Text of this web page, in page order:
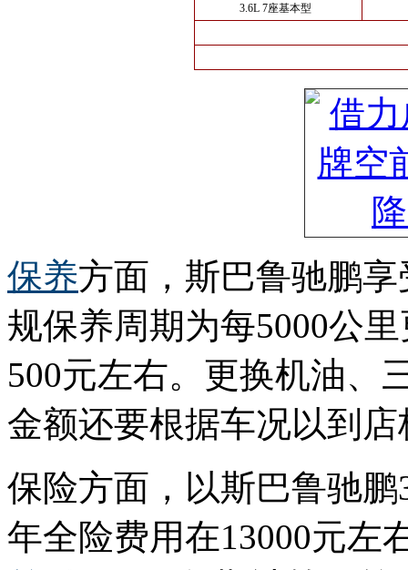
3.6L 7座基本型
保养方面，斯巴鲁驰鹏
规保养周期为每5000公
500元左右。更换机油、
金额还要根据车况以到
保险方面，以斯巴鲁驰
年全险费用在13000元左